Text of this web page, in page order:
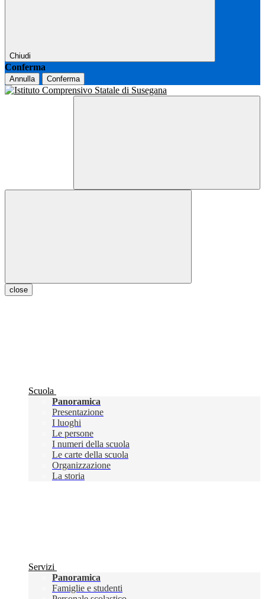
Chiudi
Conferma
Annulla Conferma
close
Scuola
Panoramica
Presentazione
I luoghi
Le persone
I numeri della scuola
Le carte della scuola
Organizzazione
La storia
Servizi
Panoramica
Famiglie e studenti